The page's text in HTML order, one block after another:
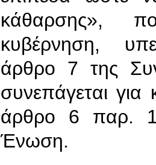
κάθαρσης»,
κυβέρνηση,
άρθρο 7 της
συνεπάγεται
άρθρο 6 παρ. 1
Ένωση.